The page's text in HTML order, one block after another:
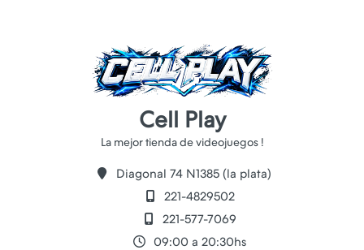
Cell Play
Diagonal 74 N1385 (la plata)
221-4829502
221-577-7069
09:00 a 20:30hs